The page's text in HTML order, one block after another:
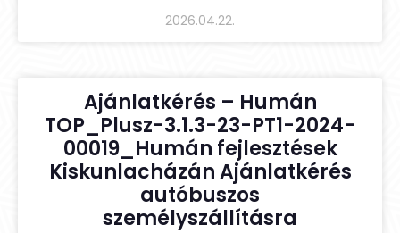
2026.04.22.
Ajánlatkérés – Humán
TOP_Plusz-3.1.3-23-PT1-2024-
00019_Humán fejlesztések
Kiskunlacházán Ajánlatkérés
autóbuszos
személyszállításra